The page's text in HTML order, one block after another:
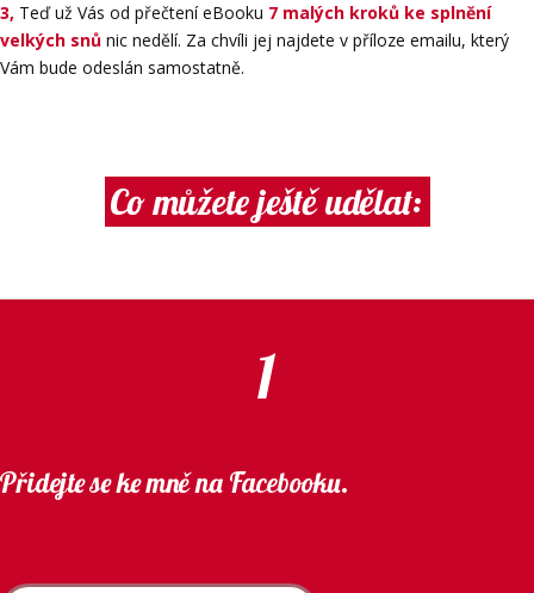
3, Teď už Vás od přečtení eBooku 7 malých kroků ke splnění
velkých snů nic nedělí. Za chvíli jej najdete v příloze emailu, který
Vám bude odeslán samostatně.
Co můžete ještě udělat:
1
se ke mně na Facebooku.